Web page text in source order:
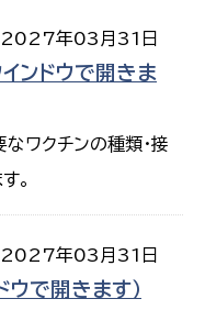
2027年03月31日
ンドウで開きま
ワクチンの種類・接
。
2027年03月31日
ウで開きます）